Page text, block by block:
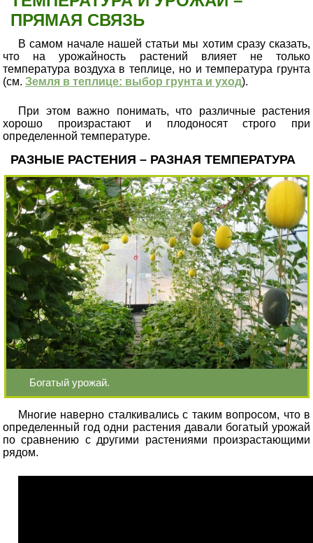
ПРЯМАЯ СВЯЗЬ
В самом начале нашей статьи мы хотим сразу сказать,
что на урожайность растений влияет не только
температура воздуха в теплице, но и температура грунта
(см. Земля в теплице: выбор грунта и уход).
При этом важно понимать, что различные растения
хорошо произрастают и плодоносят строго при
определенной температуре.
РАЗНЫЕ РАСТЕНИЯ – РАЗНАЯ ТЕМПЕРАТУРА
Богатый урожай.
Многие наверно сталкивались с таким вопросом, что в
определенный год одни растения давали богатый урожай
по сравнению с другими растениями произрастающими
рядом.